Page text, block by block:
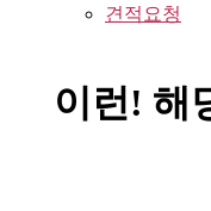
견적요청
이런! 해